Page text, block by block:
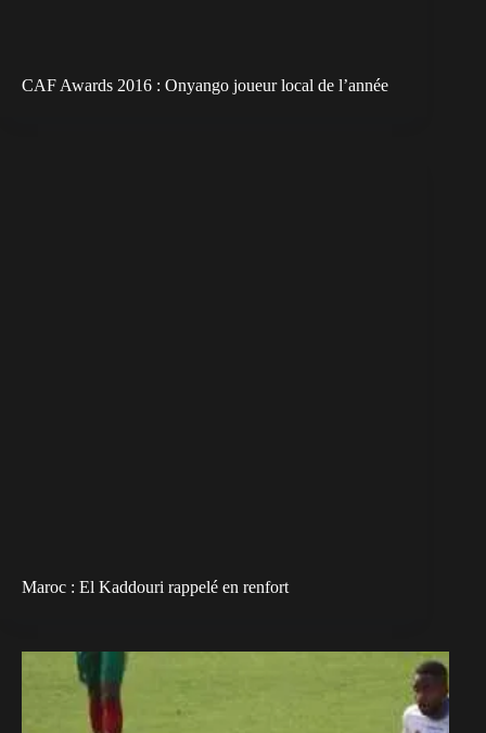
CAF Awards 2016 : Onyango joueur local de l’année
Maroc : El Kaddouri rappelé en renfort